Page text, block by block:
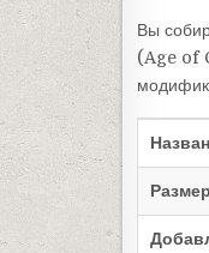
Вы
(Age of
Размер